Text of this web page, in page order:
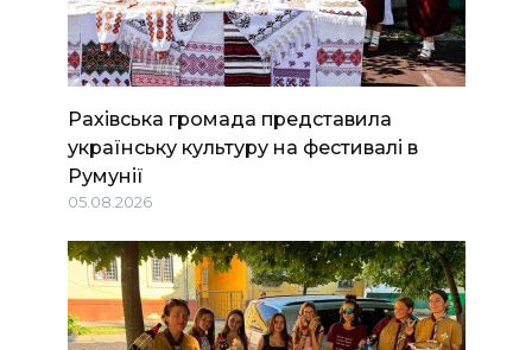
Рахівська громада представила
українську культуру на фестивалі в
Румунії
05.08.2026